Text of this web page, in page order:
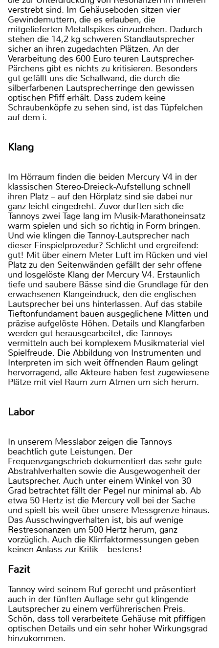
verstrebt sind. Im Gehäuseboden sitzen vier
Gewindemuttern, die es erlauben, die
mitgelieferten Metallspikes einzudrehen. Dadurch
stehen die 14,2 kg schweren Standlautsprecher
sicher an ihren zugedachten Plätzen. An der
Verarbeitung des 600 Euro teuren Lautsprecher-
Pärchens gibt es nichts zu kritisieren. Besonders
gut gefällt uns die Schallwand, die durch die
silberfarbenen Lautsprecherringe den gewissen
optischen Pfiff erhält. Dass zudem keine
Schraubenköpfe zu sehen sind, ist das Tüpfelchen
auf dem i.
Klang
Im Hörraum finden die beiden Mercury V4 in der
klassischen Stereo-Dreieck-Aufstellung schnell
ihren Platz – auf den Hörplatz sind sie dabei nur
ganz leicht eingedreht. Zuvor durften sich die
Tannoys zwei Tage lang im Musik-Marathoneinsatz
warm spielen und sich so richtig in Form bringen.
Und wie klingen die Tannoy-Lautsprecher nach
dieser Einspielprozedur? Schlicht und ergreifend:
gut! Mit über einem Meter Luft im Rücken und viel
Platz zu den Seitenwänden gefällt der sehr offene
und losgelöste Klang der Mercury V4. Erstaunlich
tiefe und saubere Bässe sind die Grundlage für den
erwachsenen Klangeindruck, den die englischen
Lautsprecher bei uns hinterlassen. Auf das stabile
Tieftonfundament bauen ausgeglichene Mitten und
präzise aufgelöste Höhen. Details und Klangfarben
werden gut herausgearbeitet, die Tannoys
vermitteln auch bei komplexem Musikmaterial viel
Spielfreude. Die Abbildung von Instrumenten und
Interpreten im sich weit öffnenden Raum gelingt
hervorragend, alle Akteure haben fest zugewiesene
Plätze mit viel Raum zum Atmen um sich herum.
Labor
In unserem Messlabor zeigen die Tannoys
beachtlich gute Leistungen. Der
Frequenzgangschrieb dokumentiert das sehr gute
Abstrahlverhalten sowie die Ausgewogenheit der
Lautsprecher. Auch unter einem Winkel von 30
Grad betrachtet fällt der Pegel nur minimal ab. Ab
etwa 50 Hertz ist die Mercury voll bei der Sache
und spielt bis weit über unsere Messgrenze hinaus.
Das Ausschwingverhalten ist, bis auf wenige
Restresonanzen um 500 Hertz herum, ganz
vorzüglich. Auch die Klirrfaktormessungen geben
keinen Anlass zur Kritik – bestens!
Fazit
Tannoy wird seinem Ruf gerecht und präsentiert
auch in der fünften Auflage sehr gut klingende
Lautsprecher zu einem verführerischen Preis.
Schön, dass toll verarbeitete Gehäuse mit pfiffigen
optischen Details und ein sehr hoher Wirkungsgrad
hinzukommen.